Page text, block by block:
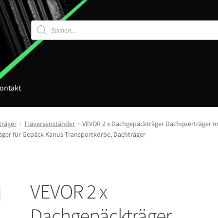
Products
search
Traversenständer
VEVOR 2 x Dachgepäckträger Dachquerträger
für Gepäck Kanus Transportkörbe, Dachträger
VEVOR 2 x